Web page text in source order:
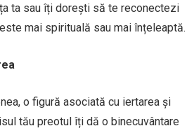
ta sau îți dorești să te reconectezi
mai spirituală sau mai înțeleaptă.
o figură asociată cu iertarea și
tău preotul îți dă o binecuvântare